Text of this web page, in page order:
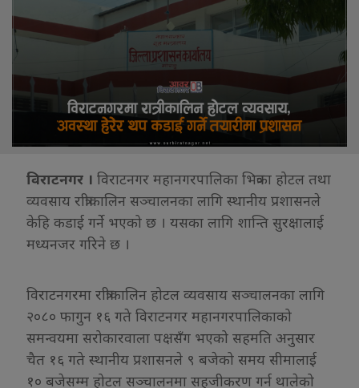
विराटनगर । विराटनगर महानगरपालिका भित्रका होटल तथा
व्यवसाय रात्रीकालिन सञ्चालनका लागि स्थानीय प्रशासनले
केहि कडाई गर्ने भएको छ । यसका लागि शान्ति सुरक्षालाई
मध्यनजर गरिने छ ।
विराटनगरमा रात्रीकालिन होटल व्यवसाय सञ्चालनका लागि
२०८० फागुन १६ गते विराटनगर महानगरपालिकाको
समन्वयमा सरोकारवाला पक्षसँग भएको सहमति अनुसार
चैत १६ गते स्थानीय प्रशासनले ९ बजेको समय सीमालाई
१० बजेसम्म होटल सञ्चालनमा सहजीकरण गर्न थालेको